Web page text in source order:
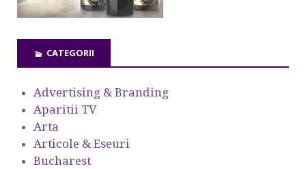
CATEGORII
Advertising & Branding
Aparitii TV
Arta
Articole & Eseuri
Bucharest